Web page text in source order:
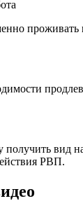
проживать
получить вид
РВП.